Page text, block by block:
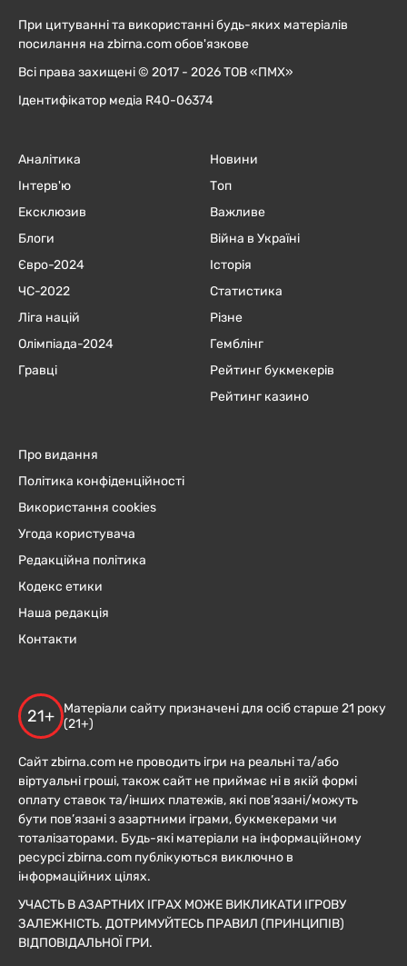
При цитуванні та використанні будь-яких матеріалів
посилання на zbirna.com обов'язкове
Всі права захищені © 2017 - 2026 ТОВ «ПМХ»
Ідентифікатор медіа R40-06374
Аналітика
Інтерв'ю
Ексклюзив
Блоги
Євро-2024
ЧC-2022
Ліга націй
Олімпіада-2024
Гравці
Новини
Топ
Важливе
Війна в Україні
Історія
Статистика
Різне
Гемблінг
Рейтинг букмекерів
Рейтинг казино
Про видання
Політика конфіденційності
Використання cookies
Угода користувача
Редакційна політика
Кодекс етики
Наша редакція
Контакти
21+
Матеріали сайту призначені для осіб старше 21 року
(21+)
Сайт zbirna.com не проводить ігри на реальні та/або
віртуальні гроші, також сайт не приймає ні в якій формі
оплату ставок та/інших платежів, які пов’язані/можуть
бути пов’язані з азартними іграми, букмекерами чи
тоталізаторами. Будь-які матеріали на інформаційному
ресурсі zbirna.com публікуються виключно в
інформаційних цілях.
УЧАСТЬ В АЗАРТНИХ ІГРАХ МОЖЕ ВИКЛИКАТИ ІГРОВУ
ЗАЛЕЖНІСТЬ. ДОТРИМУЙТЕСЬ ПРАВИЛ (ПРИНЦИПІВ)
ВІДПОВІДАЛЬНОЇ ГРИ.